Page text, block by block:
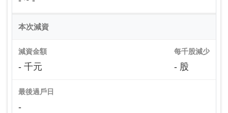
本次減資
減資金額
- 千元
每千股減少
- 股
最後過戶日
-